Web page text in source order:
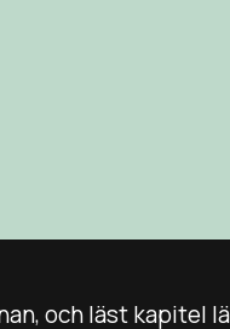
och läst kapitel